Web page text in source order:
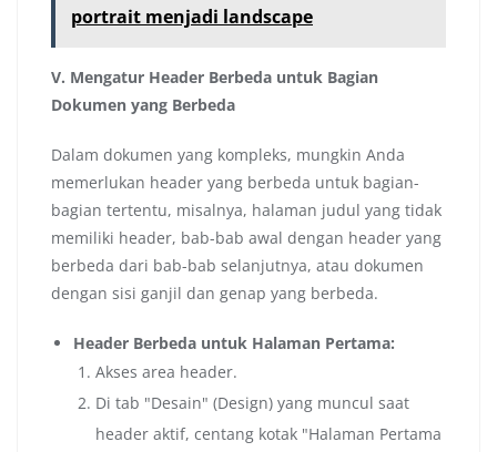
portrait menjadi landscape
V. Mengatur Header Berbeda untuk Bagian
Dokumen yang Berbeda
Dalam dokumen yang kompleks, mungkin Anda
memerlukan header yang berbeda untuk bagian-
bagian tertentu, misalnya, halaman judul yang tidak
memiliki header, bab-bab awal dengan header yang
berbeda dari bab-bab selanjutnya, atau dokumen
dengan sisi ganjil dan genap yang berbeda.
Header Berbeda untuk Halaman Pertama:
Akses area header.
Di tab "Desain" (Design) yang muncul saat
header aktif, centang kotak "Halaman Pertama